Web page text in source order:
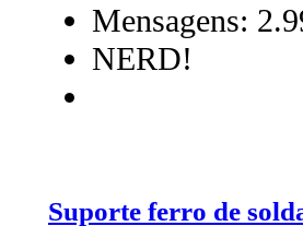
Mensagens:
NERD!
Suporte ferro de